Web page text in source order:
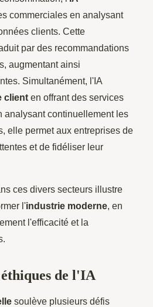
commerciales en analysant
clients. Cette
par des recommandations
augmentant ainsi
Simultanément, l'IA
client en offrant des services
analysant continuellement les
elle permet aux entreprises de
et de fidéliser leur
ces divers secteurs illustre
l'industrie moderne, en
l'efficacité et la
de l'IA
soulève plusieurs défis